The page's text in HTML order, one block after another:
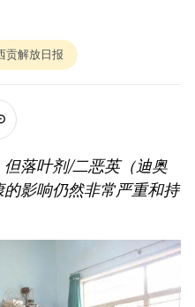
贡解放日报
落叶剂/二恶英（迪奥
影响仍然非常严重和持